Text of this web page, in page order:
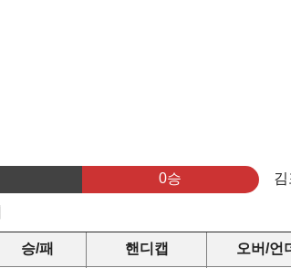
0승
승/패 핸디캡 오버/언